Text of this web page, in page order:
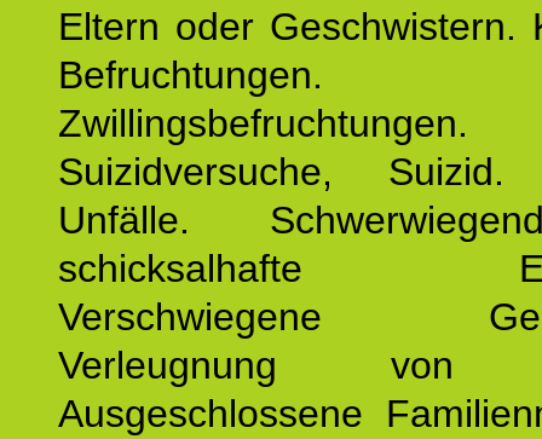
Eltern oder Geschwistern.
Befruchtungen.
Zwillingsbefruchtungen.
Suizidversuche, Suizid.
Unfälle.
schicksalhafte
Verschwiegene
Verleugnung von
Ausgeschlossene